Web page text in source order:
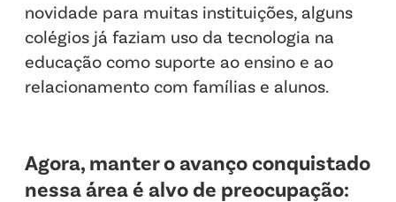
novidade para muitas instituições, alguns
colégios já faziam uso da tecnologia na
educação como suporte ao ensino e ao
relacionamento com famílias e alunos.
Agora, manter o avanço conquistado
nessa área é alvo de preocupação: